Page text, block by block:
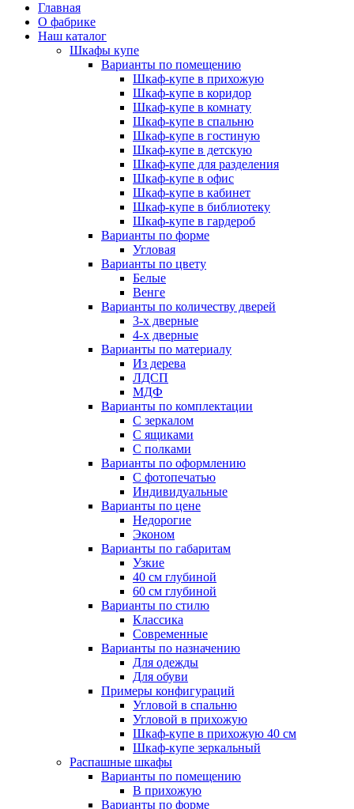
Главная
О фабрике
Наш каталог
Шкафы купе
Варианты по помещению
Шкаф-купе в прихожую
Шкаф-купе в коридор
Шкаф-купе в комнату
Шкаф-купе в спальню
Шкаф-купе в гостиную
Шкаф-купе в детскую
Шкаф-купе для разделения
Шкаф-купе в офис
Шкаф-купе в кабинет
Шкаф-купе в библиотеку
Шкаф-купе в гардероб
Варианты по форме
Угловая
Варианты по цвету
Белые
Венге
Варианты по количеству дверей
3-х дверные
4-х дверные
Варианты по материалу
Из дерева
ЛДСП
МДФ
Варианты по комплектации
С зеркалом
С ящиками
С полками
Варианты по оформлению
С фотопечатью
Индивидуальные
Варианты по цене
Недорогие
Эконом
Варианты по габаритам
Узкие
40 см глубиной
60 см глубиной
Варианты по стилю
Классика
Современные
Варианты по назначению
Для одежды
Для обуви
Примеры конфигураций
Угловой в спальню
Угловой в прихожую
Шкаф-купе в прихожую 40 см
Шкаф-купе зеркальный
Распашные шкафы
Варианты по помещению
В прихожую
Варианты по форме